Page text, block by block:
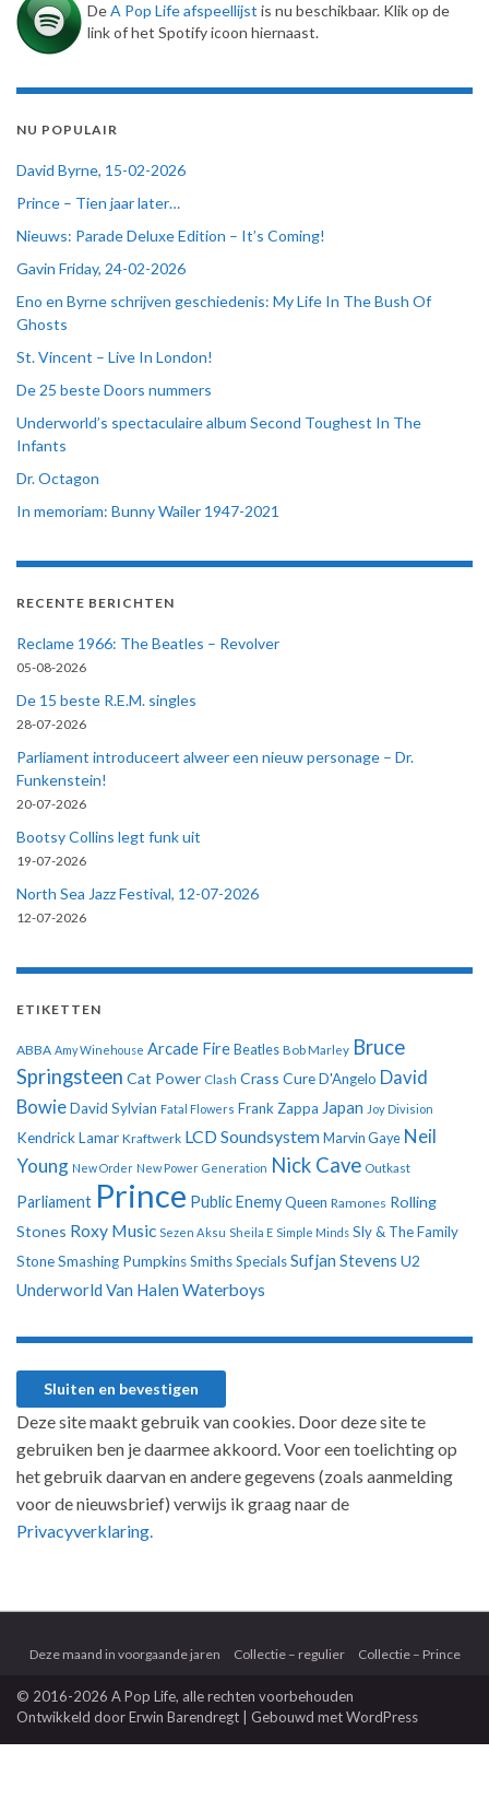
DeA Pop Life afspeellijst is nu beschikbaar. Klik op de
link of het Spotify icoon hiernaast.
NU POPULAIR
David Byrne, 15-02-2026
Prince – Tien jaar later…
Nieuws: Parade Deluxe Edition – It’s Coming!
Gavin Friday, 24-02-2026
Eno en Byrne schrijven geschiedenis: My Life In The Bush Of
Ghosts
St. Vincent – Live In London!
De 25 beste Doors nummers
Underworld’s spectaculaire album Second Toughest In The
Infants
Dr. Octagon
In memoriam: Bunny Wailer 1947-2021
RECENTE BERICHTEN
Reclame 1966: The Beatles – Revolver
05-08-2026
De 15 beste R.E.M. singles
28-07-2026
Parliament introduceert alweer een nieuw personage – Dr.
Funkenstein!
20-07-2026
Bootsy Collins legt funk uit
19-07-2026
North Sea Jazz Festival, 12-07-2026
12-07-2026
ETIKETTEN
ABBA Amy Winehouse Arcade Fire Beatles Bob Marley Bruce
Springsteen Cat Power Clash Crass CureD'Angelo David
BowieDavid Sylvian Fatal Flowers Frank Zappa Japan Joy Division
Kendrick Lamar Kraftwerk LCD Soundsystem Marvin Gaye Neil
Young New Order New Power Generation Nick Cave Outkast
Parliament Prince Public EnemyQueen Ramones Rolling
Stones Roxy Music Sezen Aksu Sheila E Simple Minds Sly & The Family
StoneSmashing PumpkinsSmithsSpecialsSufjan Stevens U2
Underworld Van Halen Waterboys
Deze site maakt gebruik van cookies. Door deze site te
gebruiken ben je daarmee akkoord. Voor een toelichting op
het gebruik daarvan en andere gegevens (zoals aanmelding
voor de nieuwsbrief) verwijs ik graag naar de
Privacyverklaring.
Deze maand in voorgaande jaren Collectie – regulier Collectie – Prince
© 2016-2026 A Pop Life, alle rechten voorbehouden
Ontwikkeld doorErwin Barendregt | Gebouwd metWordPress